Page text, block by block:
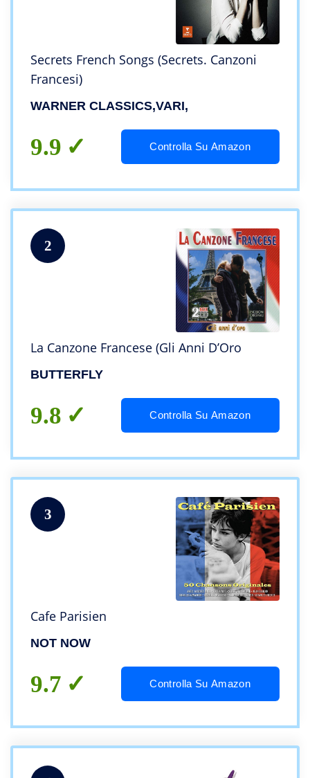
Secrets French Songs (Secrets. Canzoni
Francesi)
WARNER CLASSICS,VARI,
9.9 Controlla Su Amazon
2
La Canzone Francese (Gli Anni D’Oro
BUTTERFLY
9.8 Controlla Su Amazon
3
Cafe Parisien
NOT NOW
9.7 Controlla Su Amazon